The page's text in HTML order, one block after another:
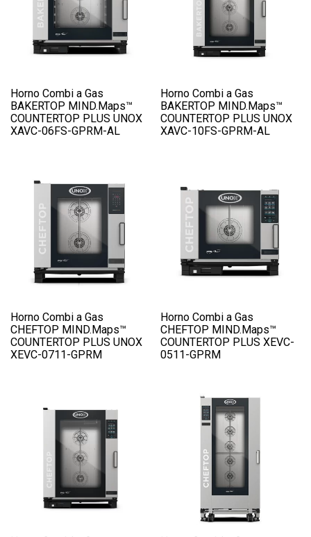
Horno Combi a Gas
BAKERTOP MIND.Maps™
COUNTERTOP PLUS UNOX
XAVC-06FS-GPRM-AL
Horno Combi a Gas
BAKERTOP MIND.Maps™
COUNTERTOP PLUS UNOX
XAVC-10FS-GPRM-AL
Horno Combi a Gas
CHEFTOP MIND.Maps™
COUNTERTOP PLUS UNOX
XEVC-0711-GPRM
Horno Combi a Gas
CHEFTOP MIND.Maps™
COUNTERTOP PLUS XEVC-
0511-GPRM